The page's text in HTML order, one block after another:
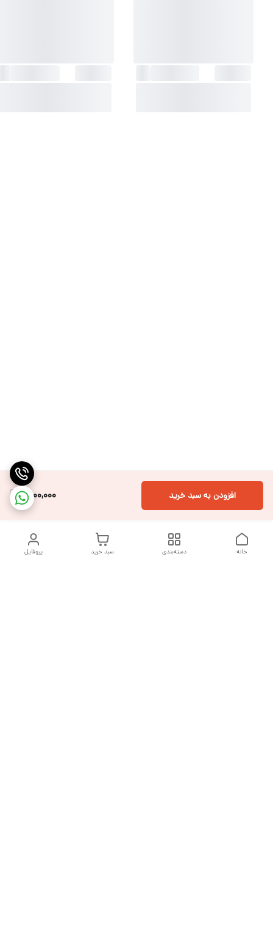
1,800,000 افزودن به سبد خرید
پروفایل سبد خرید دسته‌بندی خانه